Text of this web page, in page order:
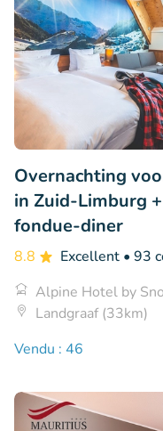
Overnachting
in Zuid-Limburg
fondue-diner
8.8 Excellent • 93
Alpine Hotel by
Landgraaf (33km)
Vendu : 46